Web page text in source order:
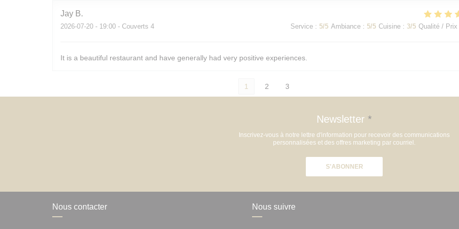
Jay B
2026-07-20 - 19:00 - Couverts 4 Service : 5/5 Ambiance : 5/5 Cuisine : 3/5 Qualité / Prix
It is a beautiful restaurant and have generally had very positive experiences.
1 2 3
Newsletter *
Inscrivez-vous à notre lettre d'information pour recevoir des communications
personnalisées et des offres marketing par courriel.
S'ABONNER
Nous contacter Nous suivre